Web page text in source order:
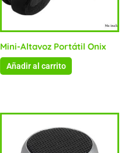
Mini-Altavoz Portátil Onix
Añadir al carrito